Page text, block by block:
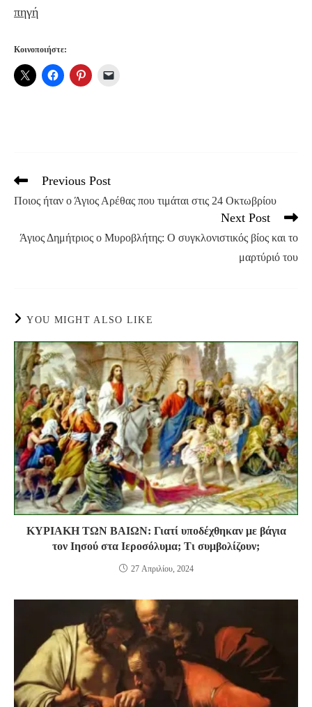
πηγή
Κοινοποιήστε:
Read
articles
Previous Post
Ποιος ήταν ο Άγιος Αρέθας που τιμάται στις 24 Οκτωβρίου
Next Post
Άγιος Δημήτριος ο Μυροβλήτης: Ο συγκλονιστικός βίος και το
μαρτύριό του
YOU MIGHT ALSO LIKE
ΚΥΡΙΑΚΗ ΤΩΝ ΒΑΙΩΝ: Γιατί υποδέχθηκαν με βάγια
τον Ιησού στα Ιεροσόλυμα; Τι συμβολίζουν;
27 Απριλίου, 2024